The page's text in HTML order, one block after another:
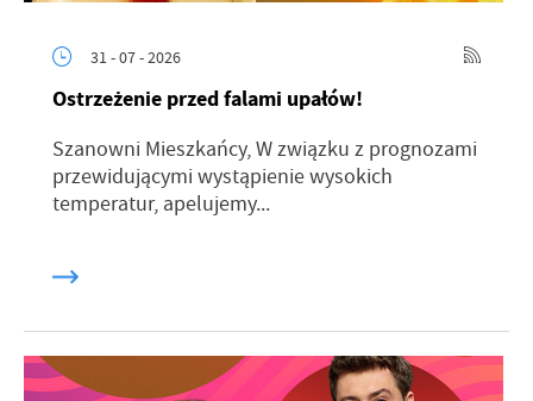
31 - 07 - 2026
Ostrzeżenie przed falami upałów!
Szanowni Mieszkańcy, W związku z prognozami
przewidującymi wystąpienie wysokich
temperatur, apelujemy...